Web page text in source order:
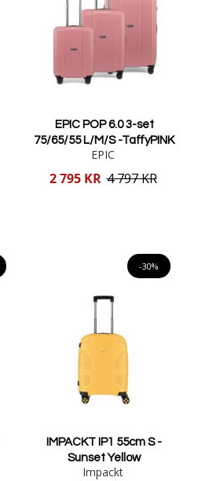
EPIC POP 6.0 3-set
75/65/55 L/M/S -TaffyPINK
EPIC
Reducerat
2 795 KR 4 797 KR
-30%
IMPACKT IP1 55cm S -
Sunset Yellow
Impackt